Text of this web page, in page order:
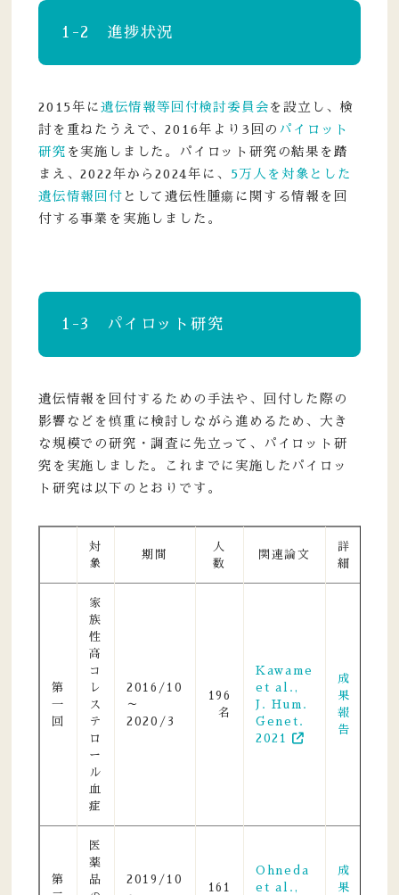
1-2 進捗状況
2015年に 遺伝情報等回付検討委員会 を設立し、検
討を重ねたうえで、2016年より3回の パイロット
研究 を実施しました。パイロット研究の結果を踏
まえ、2022年から2024年に、
5万人を対象とした
遺伝情報回付 として遺伝性腫瘍に関する情報を回
付する事業を実施しました。
1-3 パイロット研究
遺伝情報を回付するための手法や、回付した際の
影響などを慎重に検討しながら進めるため、大き
な規模での研究・調査に先立って、パイロット研
究を実施しました。これまでに実施したパイロッ
ト研究は以下のとおりです。
対
象
期間
人
数
関連論文
詳
細
第
一
回
家
族
性
高
コ
レ
ス
テ
ロ
ー
ル
血
症
2016/10
～
2020/3
196
名
Kawame
et al.,
J. Hum.
Genet.
2021
成
果
報
告
第
医
薬
品
2019/10
161
Ohneda
et al.,
成
果